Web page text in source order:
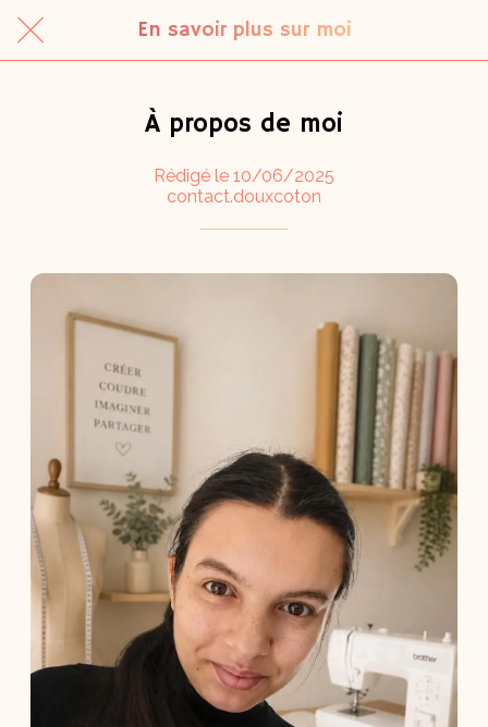
En savoir plus sur moi
À propos de moi
Rédigé le 10/06/2025
contact.douxcoton